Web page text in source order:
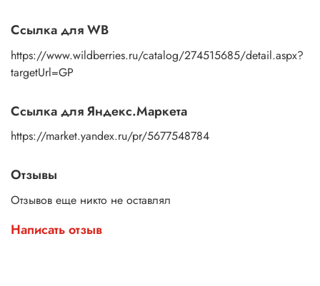
Ссылка для WB
https://www.wildberries.ru/catalog/274515685/detail.aspx?
targetUrl=GP
Ссылка для Яндекс.Маркета
https://market.yandex.ru/pr/5677548784
Отзывы
Отзывов еще никто не оставлял
Написать отзыв